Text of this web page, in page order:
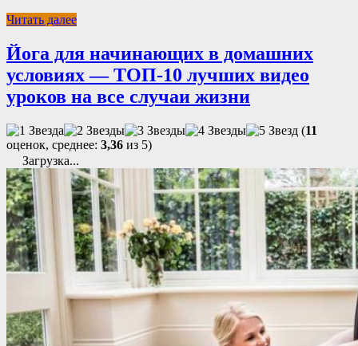
Читать далее
Йога для начинающих в домашних
условиях — ТОП-10 лучших видео
уроков на все случаи жизни
(11
оценок, среднее: 3,36 из 5)
Загрузка...